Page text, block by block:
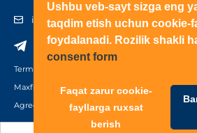
Ushbu veb-sayt sizga eng
taqdim etish uchun cookie-
foydalanadi. Rozilik shakli
consent form
Faqat zarur cookie-
fayllarga ruxsat
berish
info@doorhan.uz
Terms of use
Maxfiylik siyosati
Agreement on the processing of personal data